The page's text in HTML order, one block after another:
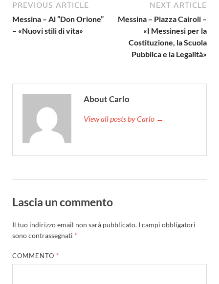
PREVIOUS ARTICLE
Messina – Al “Don Orione”
– «Nuovi stili di vita»
NEXT ARTICLE
Messina – Piazza Cairoli –
«I Messinesi per la
Costituzione, la Scuola
Pubblica e la Legalità»
About Carlo
View all posts by Carlo →
Lascia un commento
Il tuo indirizzo email non sarà pubblicato. I campi obbligatori
sono contrassegnati *
COMMENTO *